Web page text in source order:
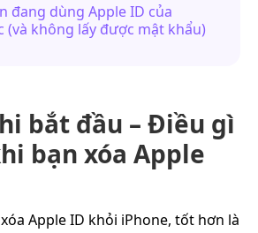
đang dùng Apple ID của
(và không lấy được mật khẩu)
bắt đầu – Điều gì
bạn xóa Apple
Apple ID khỏi iPhone, tốt hơn là